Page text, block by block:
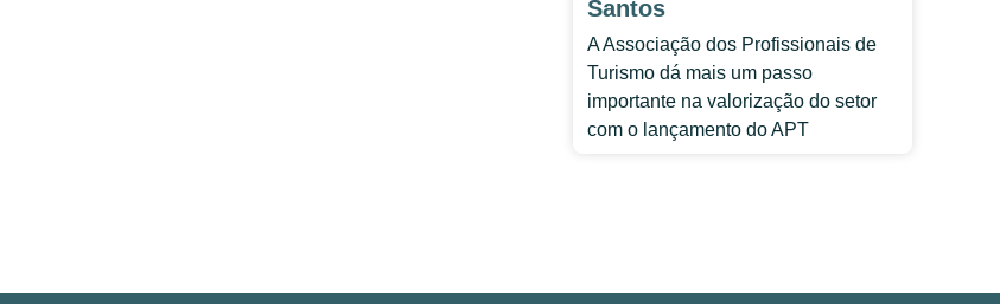
Santos
A Associação dos Profissionais de
Turismo dá mais um passo
importante na valorização do setor
com o lançamento do APT